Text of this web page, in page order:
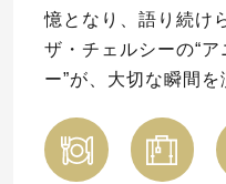
憶となり、語り続け
ザ・チェルシーの“
ー”が、大切な瞬間を
言葉
エピソード